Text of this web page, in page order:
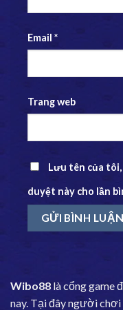
Email *
Trang web
Lưu tên của
duyệt này cho lần
Wibo88 là cổng game
nay. Tại đây người